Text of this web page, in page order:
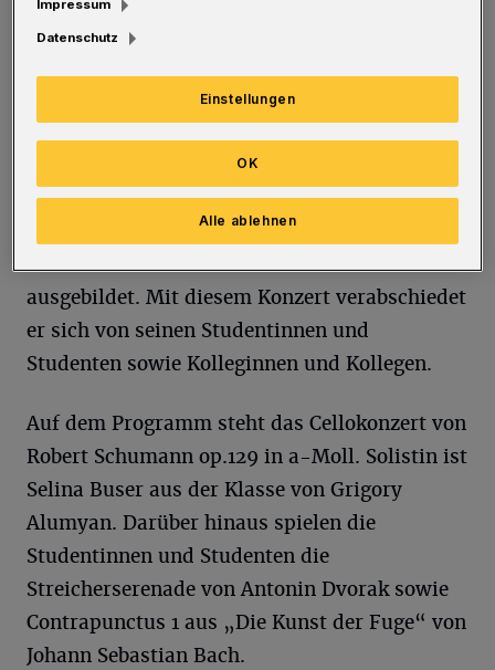
S
eit 1995 unterrichtet Prof. Werner Dickel
und Kammermusik-Dozent an der
Wuppertaler Musikhochschule. Unzählige
Studentinnen und Studenten hat er in dieser
Zeit zu Musikerinnen und Musikern
ausgebildet. Mit diesem Konzert verabschiedet
er sich von seinen Studentinnen und
Studenten sowie Kolleginnen und Kollegen.
Auf dem Programm steht das Cellokonzert von
Robert Schumann op.129 in a-Moll. Solistin ist
Selina Buser aus der Klasse von Grigory
Alumyan. Darüber hinaus spielen die
Studentinnen und Studenten die
Streicherserenade von Antonin Dvorak sowie
Contrapunctus 1 aus „Die Kunst der Fuge“ von
Johann Sebastian Bach.
Impressum
Datenschutz
Einstellungen
Alle ablehnen
OK